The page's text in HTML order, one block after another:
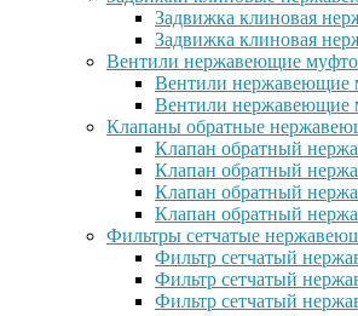
Задвижка клиновая
Задвижка клиновая
Вентили нержавеющие
Вентили нержавеющие
Вентили нержавеющие
Клапаны обратные
Клапан обратный
Клапан обратный
Клапан обратный
Клапан обратный
Фильтры сетчатые
Фильтр сетчатый
Фильтр сетчатый
Фильтр сетчатый